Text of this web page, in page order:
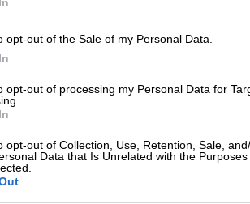
opt-out of the Sale of my Personal Data.
opt-out of processing my Personal Data for
opt-out of Collection, Use, Retention, Sale,
Data that Is Unrelated with the
Τα Χριστούγεννα
παρέλαση έπειτα από δυο
Νωπά ακόμη τα σημάδια
παρά την εορταστική